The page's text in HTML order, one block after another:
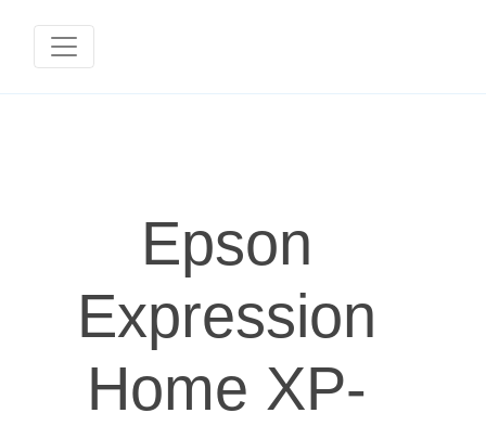
Epson
Expression
Home XP-